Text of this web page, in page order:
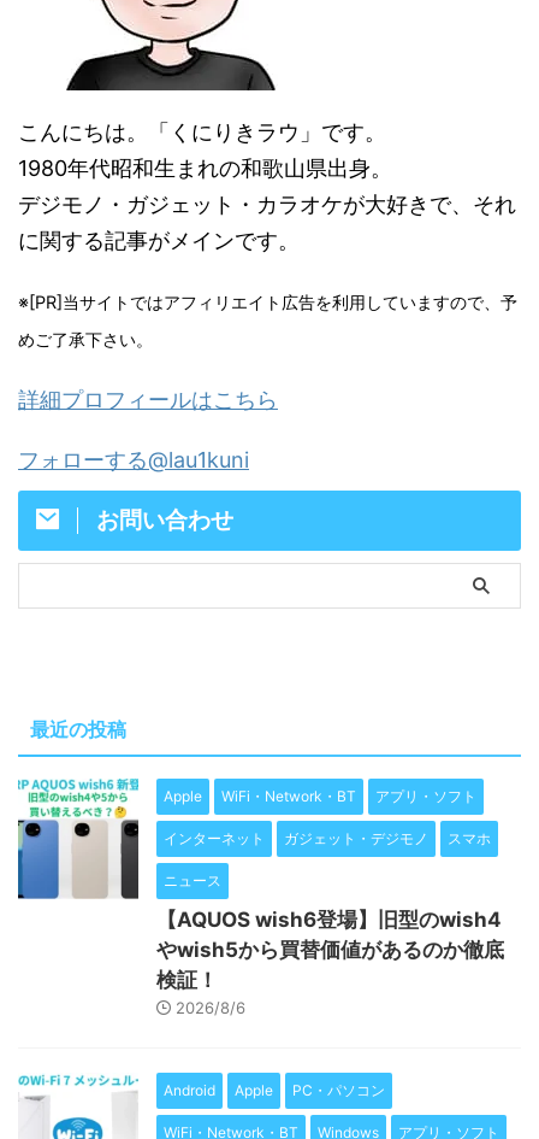
こんにちは。「くにりきラウ」です。
1980年代昭和生まれの和歌山県出身。
デジモノ・ガジェット・カラオケが大好きで、それ
に関する記事がメインです。
※[PR]当サイトではアフィリエイト広告を利用していますので、予
めご了承下さい。
詳細プロフィールはこちら
フォローする@lau1kuni
お問い合わせ
最近の投稿
Apple WiFi・Network・BT アプリ・ソフト
インターネット ガジェット・デジモノ スマホ
ニュース
【AQUOS wish6登場】旧型のwish4
やwish5から買替価値があるのか徹底
検証！
2026/8/6
Android Apple PC・パソコン
WiFi・Network・BT Windows アプリ・ソフト